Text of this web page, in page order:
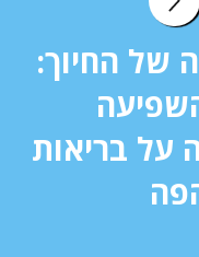
של החיוך:
על בריאות